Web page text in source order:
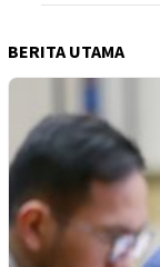
BERITA UTAMA